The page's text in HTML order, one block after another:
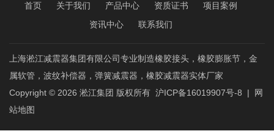
首页 关于我们 产品中心 资质证书
项目案例
资讯中心
联系我们
上海淞江减震器集团有限公司专业制造橡胶接头，橡胶膨胀节，金
属软管，波纹补偿器，弹簧减震器，橡胶减震器实体厂家
Copyright © 2026 淞江集团 版权所有 沪ICP备16019907号-8 |
网
站地图